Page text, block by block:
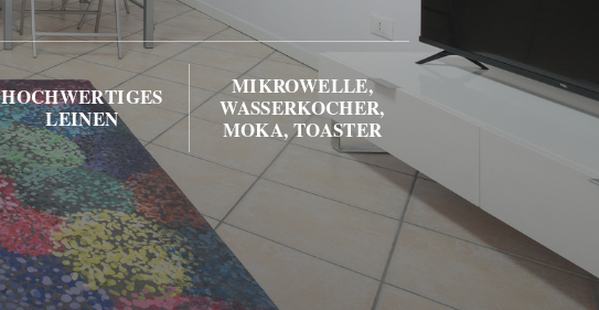
HOCHWERTIGES
LEINEN
MIKROWELLE,
WASSERKOCHER,
MOKA, TOASTER